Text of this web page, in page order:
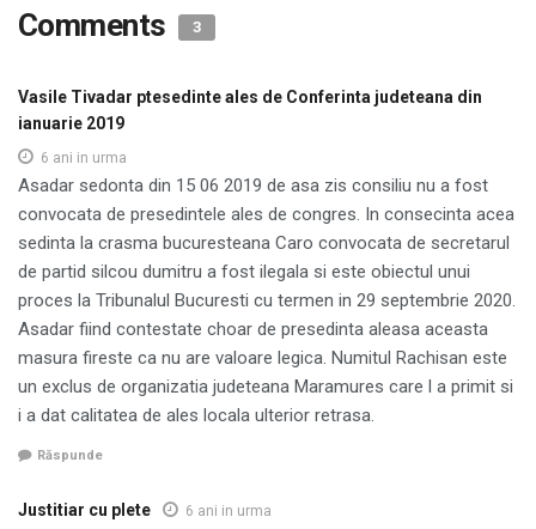
Comments 3
Vasile Tivadar ptesedinte ales de Conferinta judeteana din
ianuarie 2019
6 ani in urma
Asadar sedonta din 15 06 2019 de asa zis consiliu nu a fost
convocata de presedintele ales de congres. In consecinta acea
sedinta la crasma bucuresteana Caro convocata de secretarul
de partid silcou dumitru a fost ilegala si este obiectul unui
proces la Tribunalul Bucuresti cu termen in 29 septembrie 2020.
Asadar fiind contestate choar de presedinta aleasa aceasta
masura fireste ca nu are valoare legica. Numitul Rachisan este
un exclus de organizatia judeteana Maramures care l a primit si
i a dat calitatea de ales locala ulterior retrasa.
Răspunde
Justitiar cu plete 6 ani in urma